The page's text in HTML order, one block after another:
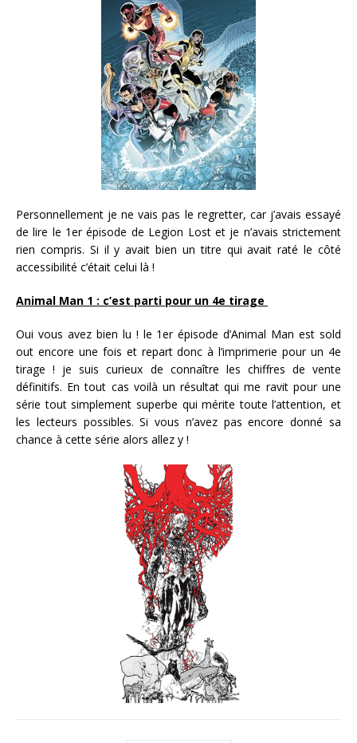
Personnellement je ne vais pas le regretter, car j’avais essayé
de lire le 1er épisode de Legion Lost et je n’avais strictement
rien compris. Si il y avait bien un titre qui avait raté le côté
accessibilité c’était celui là !
Animal Man 1 : c’est parti pour un 4e tirage
Oui vous avez bien lu ! le 1er épisode d’Animal Man est sold
out encore une fois et repart donc à l’imprimerie pour un 4e
tirage ! je suis curieux de connaître les chiffres de vente
définitifs. En tout cas voilà un résultat qui me ravit pour une
série tout simplement superbe qui mérite toute l’attention, et
les lecteurs possibles. Si vous n’avez pas encore donné sa
chance à cette série alors allez y !